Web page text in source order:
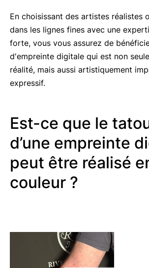
En choisissant des artistes réalistes
dans les lignes fines avec une
forte, vous vous assurez de
d'empreinte digitale qui est non
réalité, mais aussi artistiquement
expressif.
Est-ce que le
d’une empreinte
peut être réalisé
couleur ?